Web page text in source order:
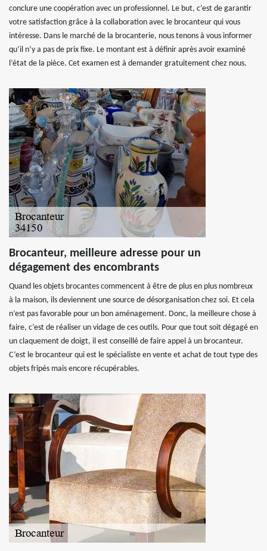
conclure une coopération avec un professionnel. Le but, c’est de garantir
votre satisfaction grâce à la collaboration avec le brocanteur qui vous
intéresse. Dans le marché de la brocanterie, nous tenons à vous informer
qu’il n’y a pas de prix fixe. Le montant est à définir après avoir examiné
l’état de la pièce. Cet examen est à demander gratuitement chez nous.
Brocanteur, meilleure adresse pour un
dégagement des encombrants
Quand les objets brocantes commencent à être de plus en plus nombreux
à la maison, ils deviennent une source de désorganisation chez soi. Et cela
n’est pas favorable pour un bon aménagement. Donc, la meilleure chose à
faire, c’est de réaliser un vidage de ces outils. Pour que tout soit dégagé en
un claquement de doigt, il est conseillé de faire appel à un brocanteur.
C’est le brocanteur qui est le spécialiste en vente et achat de tout type des
objets fripés mais encore récupérables.